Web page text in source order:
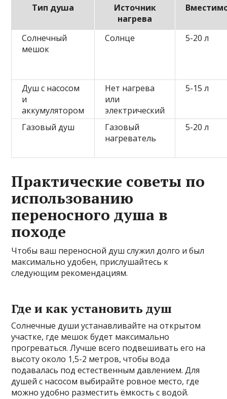
Тип душа
Источник
нагрева
Солнечный
мешок
Солнце 5-20 л
Душ с насосом
и
аккумулятором
Нет нагрева
или
электрический
5-15 л
Газовый душ
Газовый
нагреватель
5-20 л
Практические советы по
использованию
переносного душа в
походе
Чтобы ваш переносной душ служил долго и был
максимально удобен, прислушайтесь к
следующим рекомендациям.
Где и как установить душ
Солнечные души устанавливайте на открытом
участке, где мешок будет максимально
прогреваться. Лучше всего подвешивать его на
высоту около 1,5-2 метров, чтобы вода
подавалась под естественным давлением. Для
душей с насосом выбирайте ровное место, где
можно удобно разместить ёмкость с водой.